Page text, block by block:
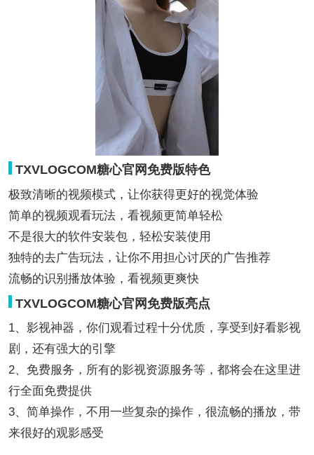
TXVLOGCOM糖心官网免费版特色
极致清晰的视频模式，让你获得更好的视觉体验
简单的视频观看玩法，看视频更简单轻松
不是很大的软件安装包，轻松安装使用
独特的去广告玩法，让你不用担心讨厌的广告推荐
流畅的识别播放体验，看视频更爽快
TXVLOGCOM糖心官网免费版亮点
1、影视神器，你们观看过程十分优质，享受到好看影视
剧，还有强大的引擎
2、免费服务，所有的影视资源服务等，都将会在这里进
行全面免费提供
3、简单操作，不用一些复杂的操作，很流畅的播放，带
来很好的观影感受